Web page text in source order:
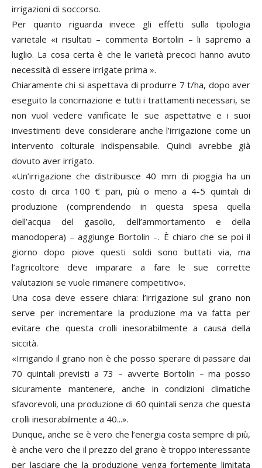
irrigazioni di soccorso.
Per quanto riguarda invece gli effetti sulla tipologia
varietale «i risultati – commenta Bortolin – li sapremo a
luglio. La cosa certa è che le varietà precoci hanno avuto
necessità di essere irrigate prima ».
Chiaramente chi si aspettava di produrre 7 t/ha, dopo aver
eseguito la concimazione e tutti i trattamenti necessari, se
non vuol vedere vanificate le sue aspettative e i suoi
investimenti deve considerare anche l’irrigazione come un
intervento colturale indispensabile. Quindi avrebbe già
dovuto aver irrigato.
«Un’irrigazione che distribuisce 40 mm di pioggia ha un
costo di circa 100 € pari, più o meno a 4-5 quintali di
produzione (comprendendo in questa spesa quella
dell’acqua del gasolio, dell’ammortamento e della
manodopera) – aggiunge Bortolin –. È chiaro che se poi il
giorno dopo piove questi soldi sono buttati via, ma
l’agricoltore deve imparare a fare le sue corrette
valutazioni se vuole rimanere competitivo».
Una cosa deve essere chiara: l’irrigazione sul grano non
serve per incrementare la produzione ma va fatta per
evitare che questa crolli inesorabilmente a causa della
siccità.
«Irrigando il grano non è che posso sperare di passare dai
70 quintali previsti a 73 – avverte Bortolin – ma posso
sicuramente mantenere, anche in condizioni climatiche
sfavorevoli, una produzione di 60 quintali senza che questa
crolli inesorabilmente a 40...».
Dunque, anche se è vero che l’energia costa sempre di più,
è anche vero che il prezzo del grano è troppo interessante
per lasciare che la produzione venga fortemente limitata